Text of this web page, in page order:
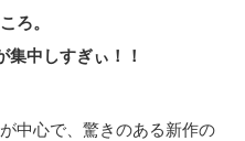
ろ。
集中しすぎぃ！！
中心で、驚きのある新作の